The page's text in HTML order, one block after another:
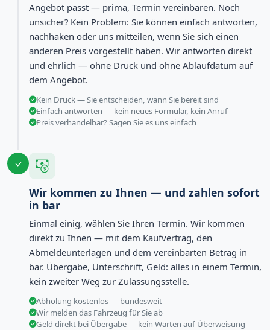
Angebot passt — prima, Termin vereinbaren. Noch
unsicher? Kein Problem: Sie können einfach antworten,
nachhaken oder uns mitteilen, wenn Sie sich einen
anderen Preis vorgestellt haben. Wir antworten direkt
und ehrlich — ohne Druck und ohne Ablaufdatum auf
dem Angebot.
Kein Druck — Sie entscheiden, wann Sie bereit sind
Einfach antworten — kein neues Formular, kein Anruf
Preis verhandelbar? Sagen Sie es uns einfach
Wir kommen zu Ihnen — und zahlen sofort
in bar
Einmal einig, wählen Sie Ihren Termin. Wir kommen
direkt zu Ihnen — mit dem Kaufvertrag, den
Abmeldeunterlagen und dem vereinbarten Betrag in
bar. Übergabe, Unterschrift, Geld: alles in einem Termin,
kein zweiter Weg zur Zulassungsstelle.
Abholung kostenlos — bundesweit
Wir melden das Fahrzeug für Sie ab
Geld direkt bei Übergabe — kein Warten auf Überweisung